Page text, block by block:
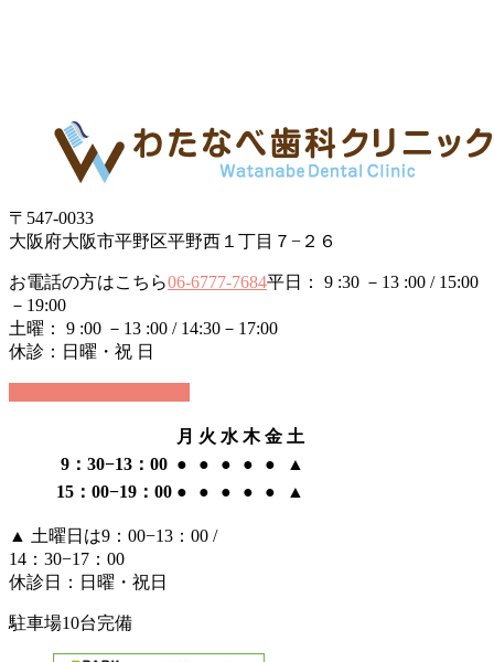
〒547-0033
大阪府大阪市平野区平野西１丁目７−２６
お電話の方はこちら06-6777-7684平日： 9 :30 －13 :00 / 15:00
－19:00
土曜： 9 :00 －13 :00 / 14:30－17:00
休診：日曜・祝 日
月 火 水 木 金 土
9：30−13：00 ● ● ● ● ●
▲
15：00−19：00 ● ● ● ● ● ▲
▲ 土曜日は9：00−13：00 /
14：30−17：00
休診日：日曜・祝日
駐車場10台完備